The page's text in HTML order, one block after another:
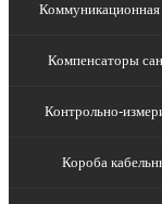
Компенсаторы
Контрольно-
Короба